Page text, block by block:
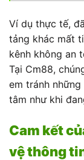
Ví dụ thực tế,
tảng khác mất
kênh không an
Tại Cm88,
em tránh những
tâm như khi
Cam kết
vệ thông